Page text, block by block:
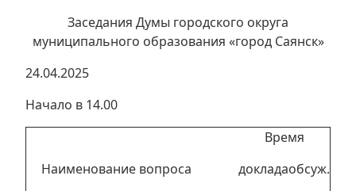
Заседания Думы городского округа
муниципального образования «город Саянск»
24.04.2025
Начало в 14.00
Наименование вопроса
Время
докладаобсуж.